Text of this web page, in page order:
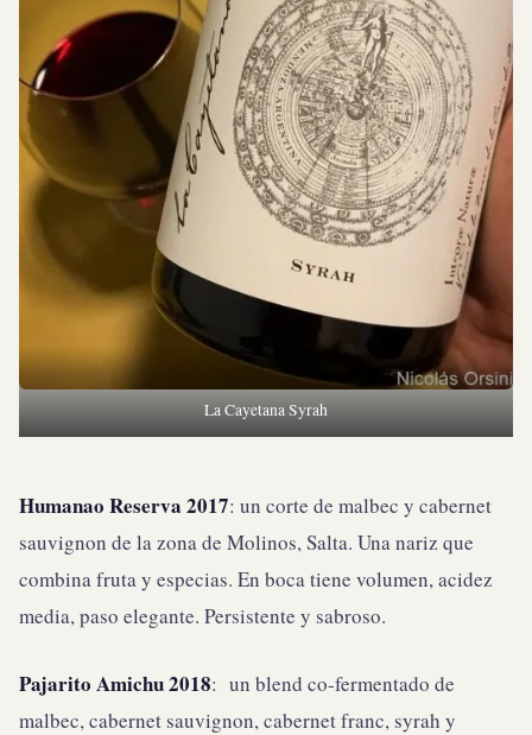
La Cayetana Syrah
Humanao Reserva 2017: un corte de malbec y cabernet
sauvignon de la zona de Molinos, Salta. Una nariz que
combina fruta y especias. En boca tiene volumen, acidez
media, paso elegante. Persistente y sabroso.
Pajarito Amichu 2018: un blend co-fermentado de
malbec, cabernet sauvignon, cabernet franc, syrah y